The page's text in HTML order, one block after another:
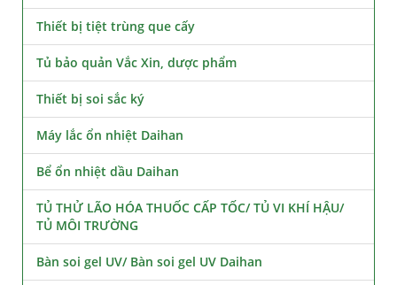
Thiết bị tiệt trùng que cấy
Tủ bảo quản Vắc Xin, dược phẩm
Thiết bị soi sắc ký
Máy lắc ổn nhiệt Daihan
Bể ổn nhiệt dầu Daihan
TỦ THỬ LÃO HÓA THUỐC CẤP TỐC/ TỦ VI KHÍ HẬU/
TỦ MÔI TRƯỜNG
Bàn soi gel UV/ Bàn soi gel UV Daihan